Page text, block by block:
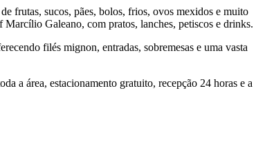
frutas, sucos, pães, bolos, frios, ovos mexidos e muito
Galeano, com pratos, lanches, petiscos e drinks.
filés mignon, entradas, sobremesas e uma vasta
a área, estacionamento gratuito, recepção 24 horas e a